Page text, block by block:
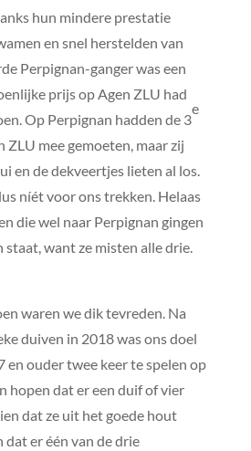
hun mindere prestatie
en snel herstelden van
Perpignan-ganger was een
prijs op Agen ZLU had
Op Perpignan hadden de 3
e
ZLU mee gemoeten, maar zij
en de dekveertjes lieten al los.
níét voor ons trekken. Helaas
die wel naar Perpignan gingen
want ze misten alle drie.
waren we dik tevreden. Na
duiven in 2018 was ons doel
en ouder twee keer te spelen op
hopen dat er een duif of vier
dat ze uit het goede hout
dat er één van de drie